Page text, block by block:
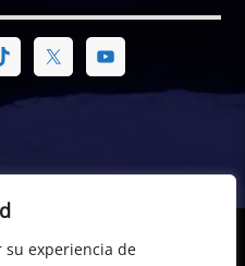
su experiencia de
American Committee of